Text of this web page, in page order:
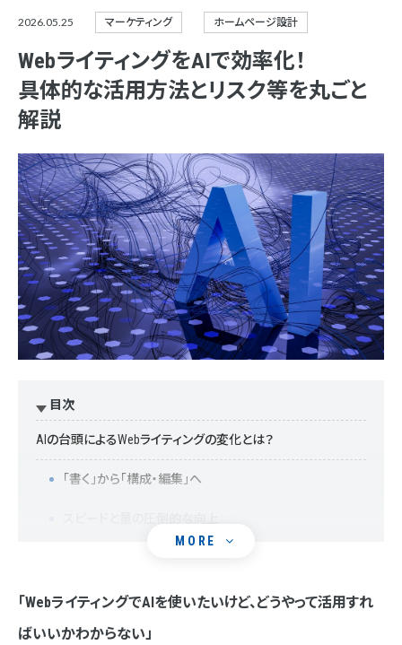
2026.05.25 マーケティング ホームページ設計
WebライティングをAIで効率化！
具体的な活用方法とリスク等を丸ごと
解説
MORE
目次
AIの台頭によるWebライティングの変化とは？
「書く」から「構成・編集」へ
メリット1.執筆スピードの爆速化
メリット2.アイデアの引き出しが増える
「WebライティングでAIを使いたいけど、どうやって活用すれ
ばいいかわからない」